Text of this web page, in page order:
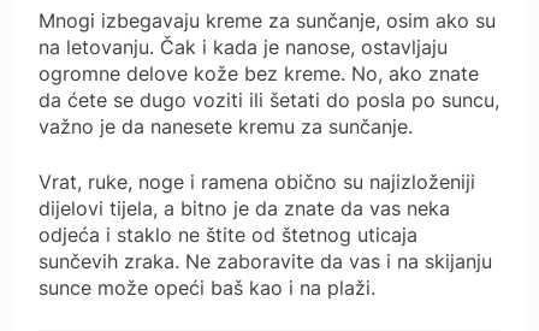
Mnogi izbegavaju kreme za sunčanje, osim ako su
na letovanju. Čak i kada je nanose, ostavljaju
ogromne delove kože bez kreme. No, ako znate
da ćete se dugo voziti ili šetati do posla po suncu,
važno je da nanesete kremu za sunčanje.
Vrat, ruke, noge i ramena obično su najizloženiji
dijelovi tijela, a bitno je da znate da vas neka
odjeća i staklo ne štite od štetnog uticaja
sunčevih zraka. Ne zaboravite da vas i na skijanju
sunce može opeći baš kao i na plaži.